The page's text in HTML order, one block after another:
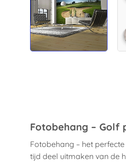
Fotobehang – Golf
Fotobehang – het
tijd deel uitmaken van de